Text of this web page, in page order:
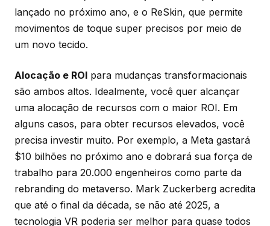
lançado no próximo ano, e o ReSkin, que permite
movimentos de toque super precisos por meio de
um novo tecido.
Alocação e ROI para mudanças transformacionais
são ambos altos. Idealmente, você quer alcançar
uma alocação de recursos com o maior ROI. Em
alguns casos, para obter recursos elevados, você
precisa investir muito. Por exemplo, a Meta gastará
$10 bilhões no próximo ano e dobrará sua força de
trabalho para 20.000 engenheiros como parte da
rebranding do metaverso. Mark Zuckerberg acredita
que até o final da década, se não até 2025, a
tecnologia VR poderia ser melhor para quase todos